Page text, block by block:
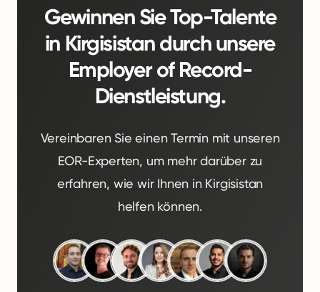
Gewinnen Sie Top-Talente
in Kirgisistan durch unsere
Employer of Record-
Dienstleistung.
Vereinbaren Sie einen Termin mit unseren
EOR-Experten, um mehr darüber zu
erfahren, wie wir Ihnen in Kirgisistan
helfen können.